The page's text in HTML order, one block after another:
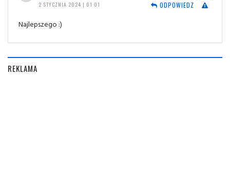
2 STYCZNIA 2024 | 01:01
ODPOWIEDZ
Najlepszego :)
REKLAMA